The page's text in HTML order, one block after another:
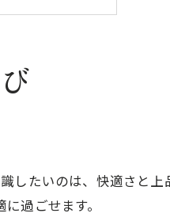
ャツ術
の活用法
的コーデ
したいのは、快適さと上
過ごせます。